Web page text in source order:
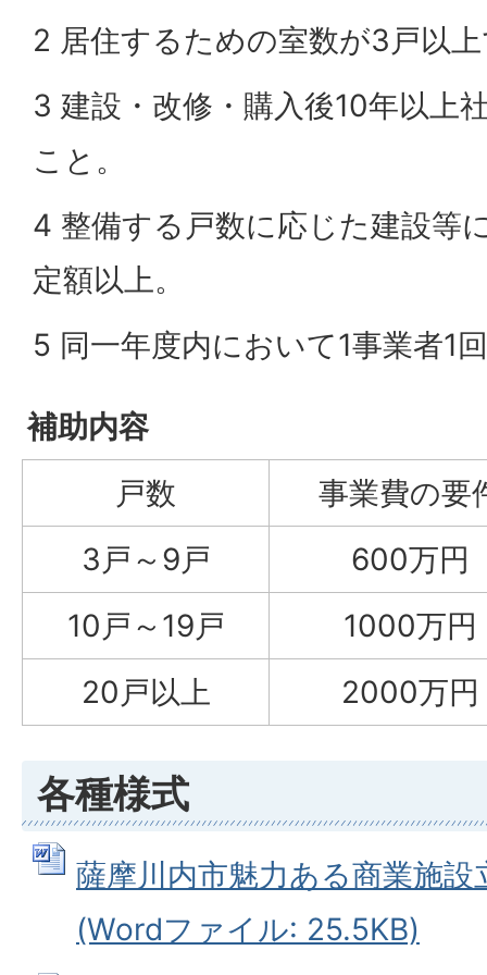
2 居住するための室数が3戸以
3 建設・改修・購入後10年以上
こと。
4 整備する戸数に応じた建設等
定額以上。
5 同一年度内において1事業者1
補助内容
戸数
事業費の要
3戸～9戸
600万円
10戸～19戸
1000万円
20戸以上
2000万円
各種様式
薩摩川内市魅力ある商業施設
(Wordファイル: 25.5KB)